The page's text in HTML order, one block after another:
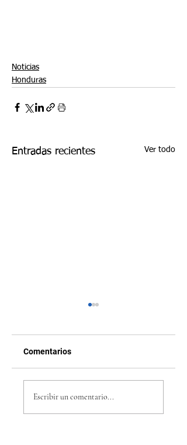
Noticias
Honduras
Entradas recientes Ver todo
Tomar café en
Honduras: más que
Comentarios
Escribir un comentario...